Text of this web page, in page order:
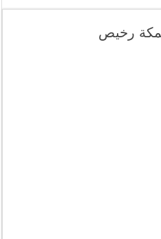
رخيص